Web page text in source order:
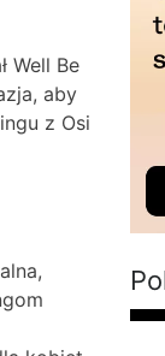
Well Be
aby
z Osi